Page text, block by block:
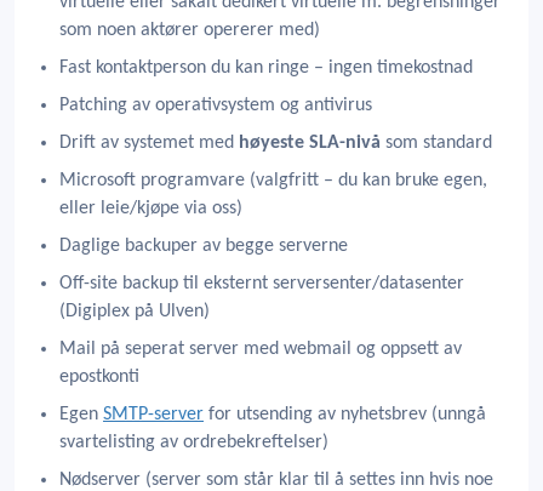
som noen aktører opererer med)
Fast kontaktperson du kan ringe – ingen timekostnad
Patching av operativsystem og antivirus
Drift av systemet med høyeste SLA-nivå som standard
Microsoft programvare (valgfritt – du kan bruke egen,
eller leie/kjøpe via oss)
Daglige backuper av begge serverne
Off-site backup til eksternt serversenter/datasenter
(Digiplex på Ulven)
Mail på seperat server med webmail og oppsett av
epostkonti
Egen SMTP-server for utsending av nyhetsbrev (unngå
svartelisting av ordrebekreftelser)
Nødserver (server som står klar til å settes inn hvis noe